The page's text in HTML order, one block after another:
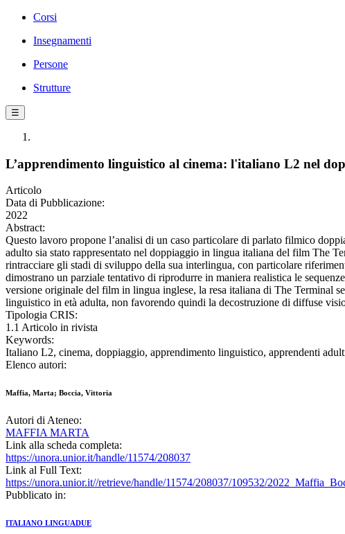
Corsi
Insegnamenti
Persone
Strutture
☰
L’apprendimento linguistico al cinema: l'italiano L2 nel
Articolo
Data di Pubblicazione:
2022
Abstract:
Questo lavoro propone l’analisi di un caso particolare di parlato filmico
adulto sia stato rappresentato nel doppiaggio in lingua italiana del film The
rintracciare gli stadi di sviluppo della sua interlingua, con particolare
dimostrano un parziale tentativo di riprodurre in maniera realistica le
versione originale del film in lingua inglese, la resa italiana di The Terminal
linguistico in età adulta, non favorendo quindi la decostruzione di diffuse
Tipologia CRIS:
1.1 Articolo in rivista
Keywords:
Italiano L2, cinema, doppiaggio, apprendimento linguistico, apprendenti
Elenco autori:
Maffia, Marta; Boccia, Vittoria
Autori di Ateneo:
MAFFIA MARTA
Link alla scheda completa:
https://unora.unior.it/handle/11574/208037
Link al Full Text:
https://unora.unior.it//retrieve/handle/11574/208037/109532/
Pubblicato in:
ITALIANO LINGUADUE